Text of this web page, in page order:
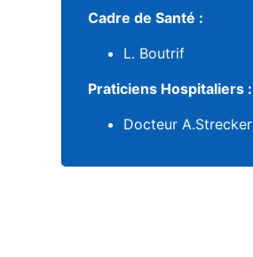
Cadre de Santé :
L. Boutrif
Praticiens Hospitaliers :
Docteur A.Strecker